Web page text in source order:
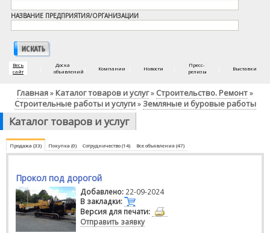
НАЗВАНИЕ ПРЕДПРИЯТИЯ/ОРГАНИЗАЦИИ
Весь
сайт
Доска
объявлений
Компании Новости
Пресс-
релизы
Выставки
Главная» Каталог товаров и услуг» Строительство. Ремонт»
Строительные работы и услуги» Земляные и буровые работы
Каталог товаров и услуг
Продажа (33) Покупка (0) Сотрудничество (14) Все объявления (47)
Прокол под дорогой
Добавлено: 22-09-2024
В закладки:
Версия для печати:
Отправить заявку